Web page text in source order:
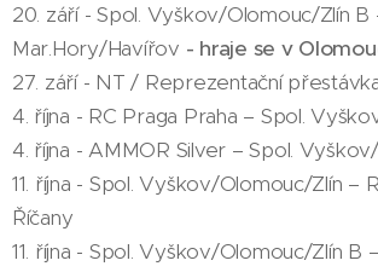
20. září - Spol. Vyškov/Olomouc/Zlín B
Mar.Hory/Havířov - hraje se v
27. září - NT / Reprezentační
4. října - RC Praga Praha – Spol.
4. října - AMMOR Silver – Spol.
11. října - Spol. Vyškov/Olomouc/Zlín –
Říčany
11. října - Spol. Vyškov/Olomouc/Zlín B